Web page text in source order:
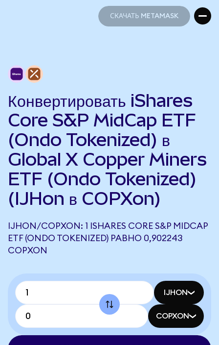
СКАЧАТЬ METAMASK
Конвертировать iShares
Core S&P MidCap ETF
(Ondo Tokenized) в
Global X Copper Miners
ETF (Ondo Tokenized)
(IJHon в COPXon)
IJHON/COPXON: 1 ISHARES CORE S&P MIDCAP
ETF (ONDO TOKENIZED) РАВНО 0,902243
COPXON
IJHON
COPXON